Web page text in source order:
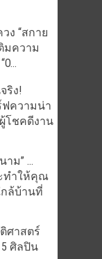
ง “สกาย
มความ
ริง!
ฟความน่า
โชคดีงาน
าม” …
ทำให้คุณ
ล้บ้านที่
ศาสตร์
ศิลปิน